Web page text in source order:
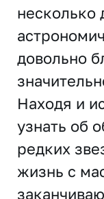
несколько
довольно
Находя и
узнать об
редких
жизнь с